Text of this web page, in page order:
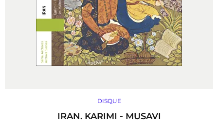
DISQUE
IRAN. KARIMI - MUSAVI